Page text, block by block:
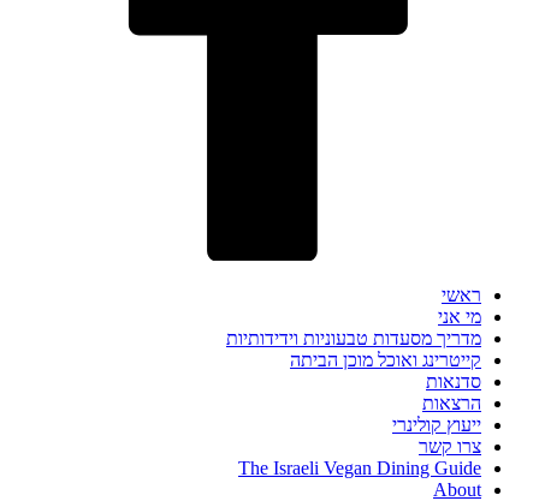
ראשי
מי אני
מדריך מסעדות טבעוניות וידידותיות
קייטרינג ואוכל מוכן הביתה
סדנאות
הרצאות
ייעוץ קולינרי
צרו קשר
The Israeli Vegan Dining Guide
About